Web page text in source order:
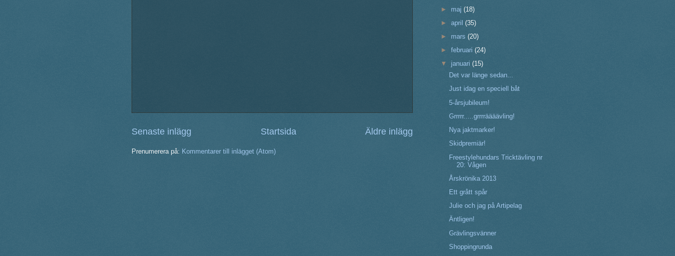
Senaste inlägg Äldre inlägg
Startsida
Prenumerera på: Kommentarer till inlägget (Atom)
► maj(18)
►april(35)
► mars(20)
►februari(24)
▼ januari(15)
Det var länge sedan...
Just idag en speciell båt
5-årsjubileum!
Grrrrr.....grrrräääävling!
Nya jaktmarker!
Skidpremiär!
Freestylehundars Tricktävling nr
20: Vågen
Årskrönika 2013
Ett grått spår
Julie och jag på Artipelag
Äntligen!
Grävlingsvänner
Shoppingrunda